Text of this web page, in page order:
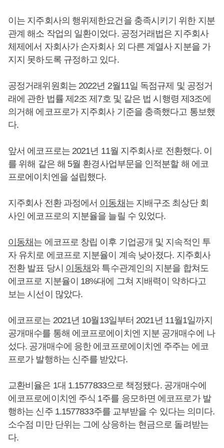
이는 지주회사의 행위제한요건을 충족시키기 위한 지분
관계 해소 작업의 일환이었다. 공정거래법은 지주회사
체제에서 자회사가 손자회사 외 다른 계열사 지분을 가
지지 못하도록 규정하고 있다.
공정거래위원회는 2022년 2월11일 독점규제 및 공정거
래에 관한 법률 제2조 제7호 및 같은 법 시행령 제3조에
의거해 에코프로가 지주회사 기준을 충족했다고 통보했
다.
앞서 에코프로는 2021년 11월 지주회사로 전환했다. 이
를 위해 같은 해 5월 환경사업부문을 인적분할 해 에코
프로에이치엔을 설립했다.
지주회사 전환 과정에서 이동채는 지배구조 최상단 회
사인 에코프로의 지분율을 늘릴 수 있었다.
이동채는 에코프로 창립 이후 기업공개 및 지속적인 투
자 유치로 에코프로 지분율이 계속 낮아졌다. 지주회사
전환 발표 당시 이동채와 특수관계인의 지분을 합쳐도
에코프로 지분율이 18%대에 그쳐 지배력이 약하다고
보는 시선이 많았다.
에코프로는 2021년 10월13일부터 2021년 11월1일까지
공개매수를 통해 에코프로에이치엔 지분 공개매수에 나
섰다. 공개매수에 응한 에코프로에이치엔 주주는 에코
프로가 발행하는 신주를 받았다.
교환비율은 1대 1.1577833으로 책정됐다. 공개매수에
에코프로에이치엔 주식 1주를 응모하면 에코프로가 발
행하는 신주 1.1577833주를 교부받을 수 있다는 의미다.
소수점 미만 단위는 그에 상응하는 현금으로 돌려받는
다.